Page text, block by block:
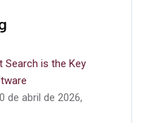
Search is the Key
de abril de 2026,